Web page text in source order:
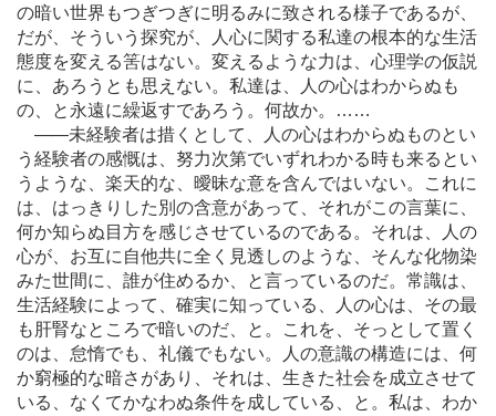
の暗い世界もつぎつぎに明るみに致される様子であるが、
だが、そういう探究が、人心に関する私達の根本的な生活
態度を変える筈はない。変えるような力は、心理学の仮説
に、あろうとも思えない。私達は、人の心はわからぬも
の、と永遠に繰返すであろう。何故か。
… …
――未経験者は措くとして、人の心はわからぬものとい
う経験者の感慨は、努力次第でいずれわかる時も来るとい
うような、楽天的な、曖昧な意を含んではいない。これに
は、はっきりした別の含意があって、それがこの言葉に、
何か知らぬ目方を感じさせているのである。それは、人の
心が、お互に自他共に全く見透しのような、そんな化物染
みた世間に、誰が住めるか、と言っているのだ。常識は、
生活経験によって、確実に知っている、人の心は、その最
も肝腎なところで暗いのだ、と。これを、そっとして置く
のは、怠惰でも、礼儀でもない。人の意識の構造には、何
か窮極的な暗さがあり、それは、生きた社会を成立させて
いる、なくてかなわぬ条件を成している、と。私は、わか